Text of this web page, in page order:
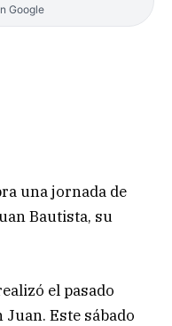
Google
una jornada de
Bautista, su
el pasado
Este sábado